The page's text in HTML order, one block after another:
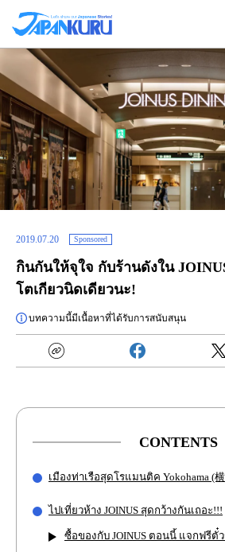
2019.07.20 Sponsored
กินกันให้จุใจ กับร้านดังใน
โตเกียวนิดเดียวนะ!
บทความนี้มีเนื้อหาที่ได้รับการสนับสนุน
CONTENTS
เมืองท่าเรือสุดโรแมนติค Yokohama (
ไปเที่ยวห้าง JOINUS สุดกว้างกันเถอะ!!!
ซื้อของกับ JOINUS ตอนนี้ แจกฟรีตั๋